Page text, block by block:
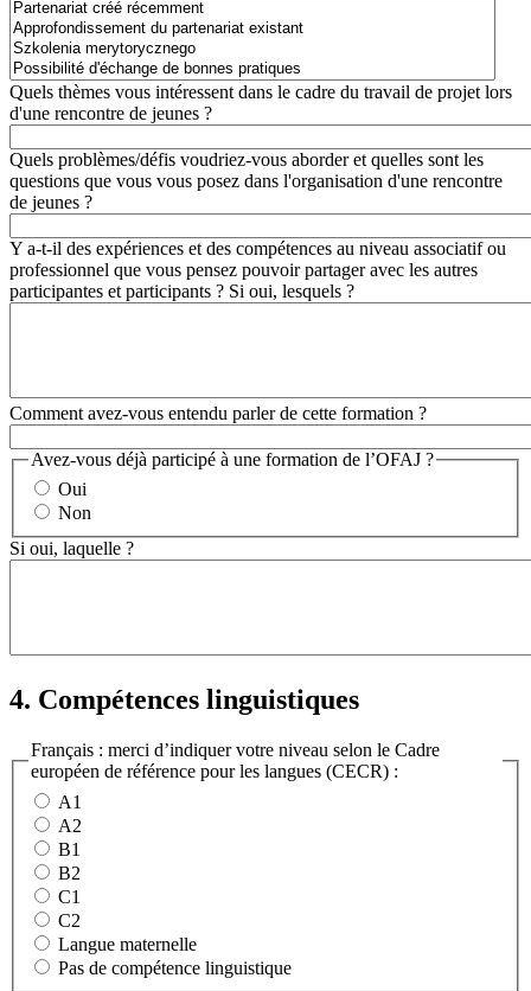
Quels thèmes vous intéressent dans le cadre du travail de projet lors
d'une rencontre de jeunes ?
Quels problèmes/défis voudriez-vous aborder et quelles sont les
questions que vous vous posez dans l'organisation d'une rencontre
de jeunes ?
Y a-t-il des expériences et des compétences au niveau associatif ou
professionnel que vous pensez pouvoir partager avec les autres
participantes et participants ? Si oui, lesquels ?
Comment avez-vous entendu parler de cette formation ?
Avez-vous déjà participé à une formation de l’OFAJ ?
Oui
Non
Si oui, laquelle ?
4. Compétences linguistiques
Français : merci d’indiquer votre niveau selon le Cadre
européen de référence pour les langues (CECR) :
A1
A2
B1
B2
C1
C2
Langue maternelle
Pas de compétence linguistique